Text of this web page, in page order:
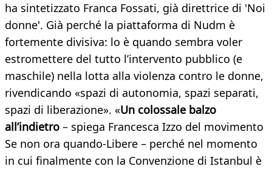
ha sintetizzato Franca Fossati, già direttrice di 'Noi
donne'. Già perché la piattaforma di Nudm è
fortemente divisiva: lo è quando sembra voler
estromettere del tutto l’intervento pubblico (e
maschile) nella lotta alla violenza contro le donne,
rivendicando «spazi di autonomia, spazi separati,
spazi di liberazione». «Un colossale balzo
all’indietro – spiega Francesca Izzo del movimento
Se non ora quando-Libere – perché nel momento
in cui finalmente con la Convenzione di Istanbul è